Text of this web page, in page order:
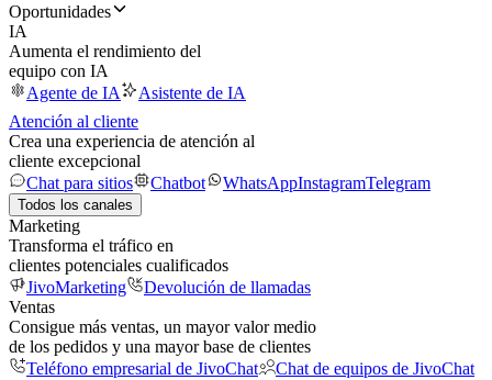
Oportunidades
IA
Aumenta el rendimiento del
equipo con IA
Agente de IA
Asistente de IA
Atención al cliente
Crea una experiencia de atención al
cliente excepcional
Chat para sitios
Chatbot WhatsAppInstagramTelegram
Todos los canales
Marketing
Transforma el tráfico en
clientes potenciales cualificados
JivoMarketing
Devolución de llamadas
Ventas
Consigue más ventas, un mayor valor medio
de los pedidos y una mayor base de clientes
Teléfono empresarial de JivoChat
Chat de equipos de JivoChat